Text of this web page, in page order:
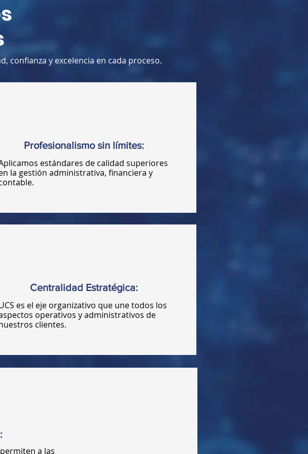
confianza y excelencia en cada proceso.
Profesionalismo sin límites:
estándares de calidad superiores
la gestión administrativa, financiera y
Centralidad Estratégica:
es el eje organizativo que une todos los
operativos y administrativos de
clientes.
a las